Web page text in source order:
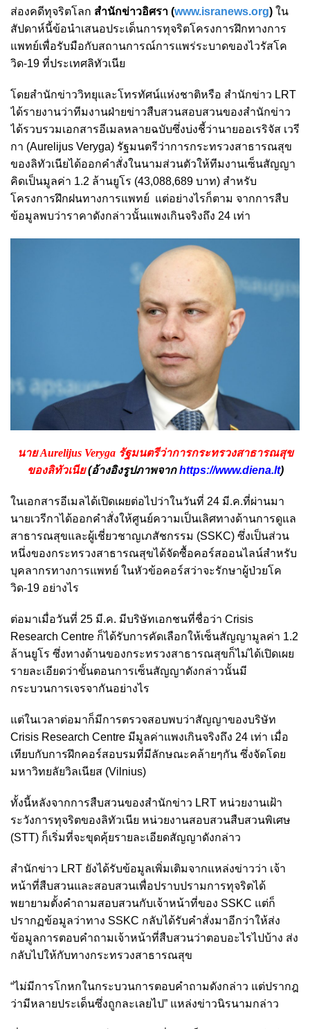
ส่องคดีทุจริตโลก สำนักข่าวอิศรา (www.isranews.org) ใน
สัปดาห์นี้ข้อนำเสนอประเด็นการทุจริตโครงการฝึกทางการ
แพทย์เพื่อรับมือกับสถานการณ์การแพร่ระบาดของไวรัสโค
วิด-19 ที่ประเทศลิทัวเนีย
โดยสำนักข่าววิทยุและโทรทัศน์แห่งชาติหรือ สำนักข่าว LRT
ได้รายงานว่าทีมงานฝ่ายข่าวสืบสวนสอบสวนของสำนักข่าว
ได้รวบรวมเอกสารอีเมลหลายฉบับซึ่งบ่งชี้ว่านายออเรริจัส เวรี
กา (Aurelijus Veryga) รัฐมนตรีว่าการกระทรวงสาธารณสุข
ของลิทัวเนียได้ออกคำสั่งในนามส่วนตัวให้ทีมงานเซ็นสัญญา
คิดเป็นมูลค่า 1.2 ล้านยูโร (43,088,689 บาท) สำหรับ
โครงการฝึกฝนทางการแพทย์ แต่อย่างไรก็ตาม จากการสืบ
ข้อมูลพบว่าราคาดังกล่าวนั้นแพงเกินจริงถึง 24 เท่า
นาย Aurelijus Veryga รัฐมนตรีว่าการกระทรวงสาธารณสุข
ของลิทัวเนีย(อ้างอิงรูปภาพจากhttps://www.diena.lt)
ในเอกสารอีเมลได้เปิดเผยต่อไปว่าในวันที่ 24 มี.ค.ที่ผ่านมา
นายเวรีกาได้ออกคำสั่งให้ศูนย์ความเป็นเลิศทางด้านการดูแล
สาธารณสุขและผู้เชี่ยวชาญเภสัชกรรม (SSKC) ซึ่งเป็นส่วน
หนึ่งของกระทรวงสาธารณสุขได้จัดซื้อคอร์สออนไลน์สำหรับ
บุคลากรทางการแพทย์ ในหัวข้อคอร์สว่าจะรักษาผู้ป่วยโค
วิด-19 อย่างไร
ต่อมาเมื่อวันที่ 25 มี.ค. มีบริษัทเอกชนที่ชื่อว่า Crisis
Research Centre ก็ได้รับการคัดเลือกให้เซ็นสัญญามูลค่า 1.2
ล้านยูโร ซึ่งทางด้านของกระทรวงสาธารณสุขก็ไม่ได้เปิดเผย
รายละเอียดว่าขั้นตอนการเซ็นสัญญาดังกล่าวนั้นมี
กระบวนการเจรจากันอย่างไร
แต่ในเวลาต่อมาก็มีการตรวจสอบพบว่าสัญญาของบริษัท
Crisis Research Centre มีมูลค่าแพงเกินจริงถึง 24 เท่า เมื่อ
เทียบกับการฝึกคอร์สอบรมที่มีลักษณะคล้ายๆกัน ซึ่งจัดโดย
มหาวิทยลัยวิลเนียส (Vilnius)
ทั้งนี้หลังจากการสืบสวนของสำนักข่าว LRT หน่วยงานเฝ้า
ระวังการทุจริตของลิทัวเนีย หน่วยงานสอบสวนสืบสวนพิเศษ
(STT) ก็เริ่มที่จะขุดคุ้ยรายละเอียดสัญญาดังกล่าว
สำนักข่าว LRT ยังได้รับข้อมูลเพิ่มเติมจากแหล่งข่าวว่า เจ้า
หน้าที่สืบสวนและสอบสวนเพื่อปราบปรามการทุจริตได้
พยายามตั้งคำถามสอบสวนกับเจ้าหน้าที่ของ SSKC แต่ก็
ปรากฏข้อมูลว่าทาง SSKC กลับได้รับคำสั่งมาอีกว่าให้ส่ง
ข้อมูลการตอบคำถามเจ้าหน้าที่สืบสวนว่าตอบอะไรไปบ้าง ส่ง
กลับไปให้กับทางกระทรวงสาธารณสุข
“ไม่มีการโกหกในกระบวนการตอบคำถามดังกล่าว แต่ปรากฎ
ว่ามีหลายประเด็นซึ่งถูกละเลยไป” แหล่งข่าวนิรนามกล่าว